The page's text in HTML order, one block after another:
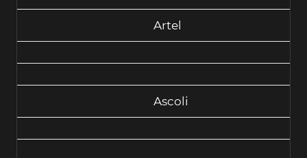
Artel
Ascoli